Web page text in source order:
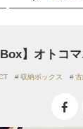
】オトコマ
収納ボックス